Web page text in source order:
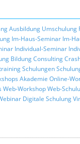
Ausbildung Umschulung
Im-Haus-Seminar Im-
Individual-Seminar
BildungConsulting
Schulungen
Akademie Online-
Web-WorkshopWeb-
Digitale Schulung